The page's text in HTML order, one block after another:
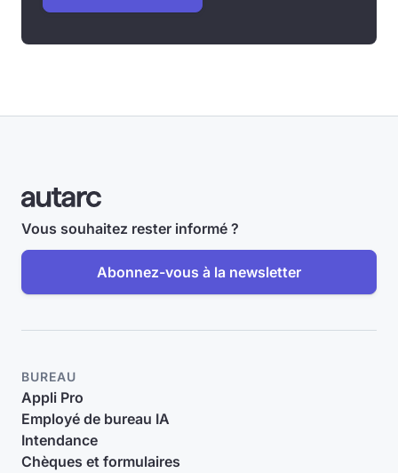
Vous souhaitez rester informé ?
Abonnez-vous à la newsletter
BUREAU
Appli Pro
Employé de bureau IA
Intendance
Chèques et formulaires